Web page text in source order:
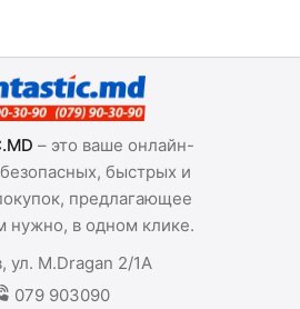
– это ваше онлайн-
быстрых и
предлагающее
нужно, в одном клике.
ул. M.Dragan 2/1A
079 903090